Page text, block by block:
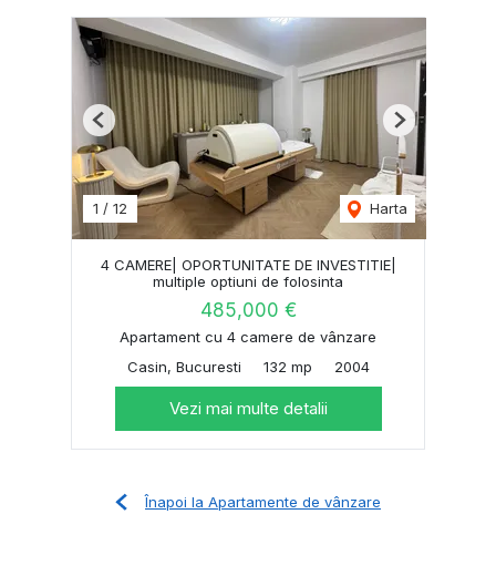
1 / 12 Harta
Previous Next
4 CAMERE| OPORTUNITATE DE INVESTITIE|
multiple optiuni de folosinta
485,000 €
Apartament cu 4 camere de vânzare
Casin, Bucuresti
132 mp 2004
Vezi mai multe detalii
Înapoi la Apartamente de vânzare